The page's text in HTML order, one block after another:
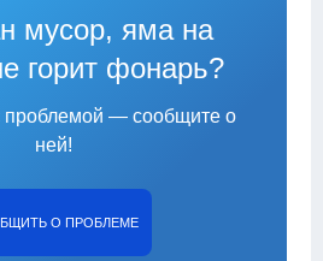
мусор, яма на
горит фонарь?
проблемой — сообщите о
ней!
О ПРОБЛЕМЕ